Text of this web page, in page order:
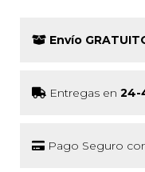
Envío
Entregas en 24-
Pago Seguro